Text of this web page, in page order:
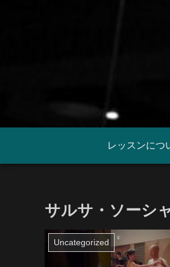
レッスンにつ
サルサ・ソーシ
Uncategorized